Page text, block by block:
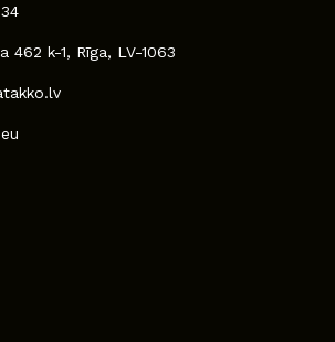
462 k-1, Rīga, LV-1063